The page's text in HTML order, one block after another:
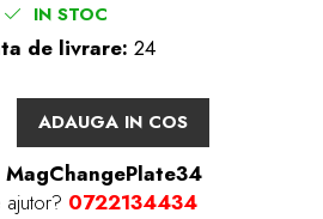
IN STOC
de livrare: 24
ADAUGA IN COS
MagChangePlate34
0722134434